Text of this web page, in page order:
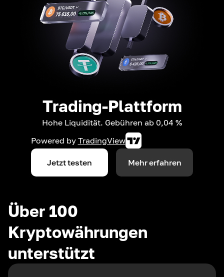
Trading-Plattform
Hohe Liquidität. Gebühren ab 0,04 %
Powered by TradingView
Jetzt testen Mehr erfahren
Über 100
Kryptowährungen
unterstützt